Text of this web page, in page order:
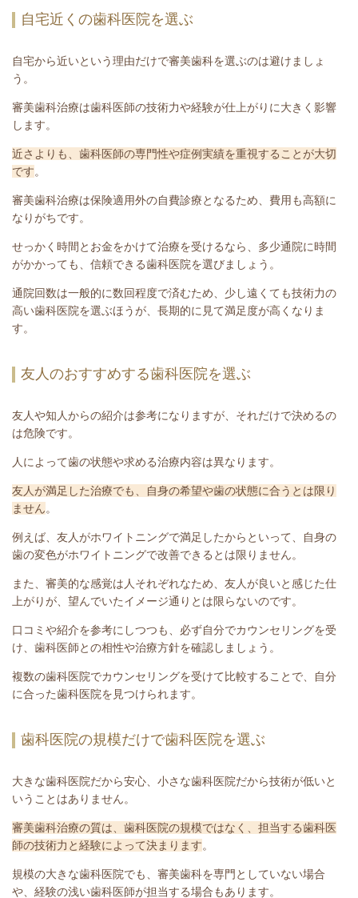
自宅近くの歯科医院を選ぶ
自宅から近いという理由だけで審美歯科を選ぶのは避けましょ
う。
審美歯科治療は歯科医師の技術力や経験が仕上がりに大きく影響
します。
近さよりも、歯科医師の専門性や症例実績を重視することが大切
です。
審美歯科治療は保険適用外の自費診療となるため、費用も高額に
なりがちです。
せっかく時間とお金をかけて治療を受けるなら、多少通院に時間
がかかっても、信頼できる歯科医院を選びましょう。
通院回数は一般的に数回程度で済むため、少し遠くても技術力の
高い歯科医院を選ぶほうが、長期的に見て満足度が高くなりま
す。
友人のおすすめする歯科医院を選ぶ
友人や知人からの紹介は参考になりますが、それだけで決めるの
は危険です。
人によって歯の状態や求める治療内容は異なります。
友人が満足した治療でも、自身の希望や歯の状態に合うとは限り
ません。
例えば、友人がホワイトニングで満足したからといって、自身の
歯の変色がホワイトニングで改善できるとは限りません。
また、審美的な感覚は人それぞれなため、友人が良いと感じた仕
上がりが、望んでいたイメージ通りとは限らないのです。
口コミや紹介を参考にしつつも、必ず自分でカウンセリングを受
け、歯科医師との相性や治療方針を確認しましょう。
複数の歯科医院でカウンセリングを受けて比較することで、自分
に合った歯科医院を見つけられます。
歯科医院の規模だけで歯科医院を選ぶ
大きな歯科医院だから安心、小さな歯科医院だから技術が低いと
いうことはありません。
審美歯科治療の質は、歯科医院の規模ではなく、担当する歯科医
師の技術力と経験によって決まります。
規模の大きな歯科医院でも、審美歯科を専門としていない場合
や、経験の浅い歯科医師が担当する場合もあります。